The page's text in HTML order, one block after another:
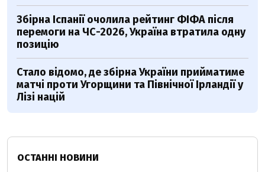
Збірна Іспанії очолила рейтинг ФІФА після
перемоги на ЧС-2026, Україна втратила одну
позицію
Стало відомо, де збірна України прийматиме
матчі проти Угорщини та Північної Ірландії у
Лізі націй
ОСТАННІ НОВИНИ